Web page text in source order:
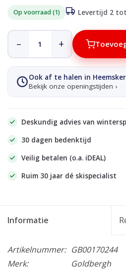
Op voorraad (1) Levertijd 2
– +
Ook af te halen in
Bekijk onze openingstijden ›
Deskundig advies van
30 dagen bedenktijd
Veilig betalen (o.a. iDEAL)
Ruim 30 jaar dé skispecialist
Informatie
Artikelnummer: GB00170244
Merk:
Goldbergh